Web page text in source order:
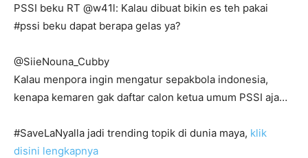
PSSI beku RT @w41l: Kalau dibuat bikin es teh pakai
#pssi beku dapat berapa gelas ya?
@SiieNouna_Cubby
Kalau menpora ingin mengatur sepakbola indonesia,
kenapa kemaren gak daftar calon ketua umum PSSI aja…
#SaveLaNyalla jadi trending topik di dunia maya, klik
disini lengkapnya